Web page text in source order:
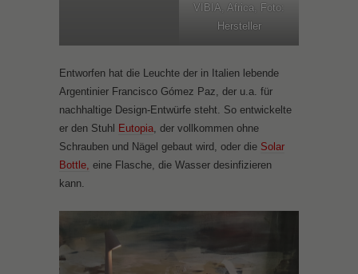
VIBIA, Africa, Foto:
Hersteller
Entworfen hat die Leuchte der in Italien lebende
Argentinier Francisco Gómez Paz, der u.a. für
nachhaltige Design-Entwürfe steht. So entwickelte
er den Stuhl Eutopia , der vollkommen ohne
Schrauben und Nägel gebaut wird, oder die Solar
Bottle, eine Flasche, die Wasser desinfizieren
kann.